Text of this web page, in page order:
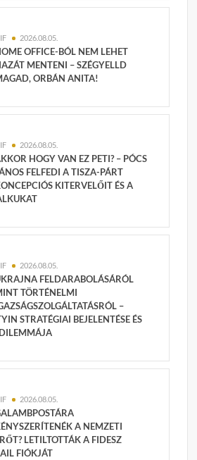
2026.08.05.
OFFICE-BÓL NEM LEHET
MENTENI – SZÉGYELLD
ORBÁN ANITA!
2026.08.05.
HOGY VAN EZ PETI? – PÓCS
FELFEDI A TISZA-PÁRT
KITERVELŐIT ÉS A
2026.08.05.
FELDARABOLÁSÁRÓL
TÖRTÉNELMI
–
STRATÉGIAI BEJELENTÉSE ÉS
2026.08.05.
A NEMZETI
LETILTOTTÁK A FIDESZ
FIÓKJÁT